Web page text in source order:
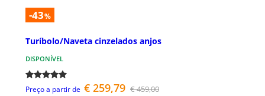
-43%
Turíbolo/Naveta cinzelados anjos
DISPONÍVEL
Preço a partir de € 259,79 € 459,00